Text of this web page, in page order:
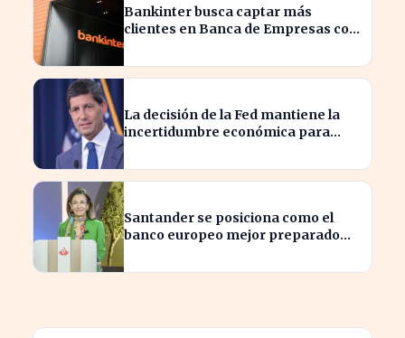
Bankinter busca captar más
clientes en Banca de Empresas con
La decisión de la Fed mantiene la
incertidumbre económica para
Santander se posiciona como el
banco europeo mejor preparado